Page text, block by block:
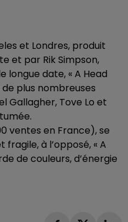
et Londres, produit
et par Rik Simpson,
date, « A Head
plus nombreuses
Gallagher, Tove Lo et
ventes en France), se
à l’opposé, « A
de couleurs, d’énergie